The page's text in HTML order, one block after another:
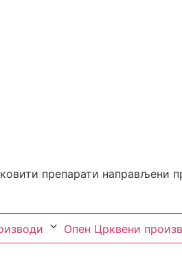
препарати направљени
Опен Црквени